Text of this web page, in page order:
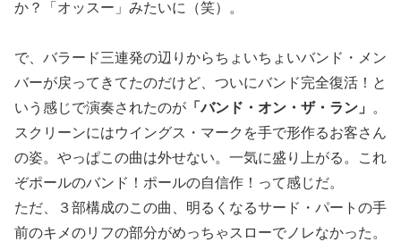
か？「オッスー」みたいに（笑）。
で、バラード三連発の辺りからちょいちょいバンド・メン
バーが戻ってきてたのだけど、ついにバンド完全復活！と
いう感じで演奏されたのが 「バンド・オン・ザ・ラン」 。
スクリーンにはウイングス・マークを手で形作るお客さん
の姿。やっぱこの曲は外せない。一気に盛り上がる。これ
ぞポールのバンド！ポールの自信作！って感じだ。
ただ、３部構成のこの曲、明るくなるサード・パートの手
前のキメのリフの部分がめっちゃスローでノレなかった。